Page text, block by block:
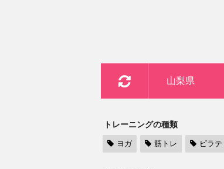
山梨県
トレーニングの種類
ヨガ 筋トレ ピラテ